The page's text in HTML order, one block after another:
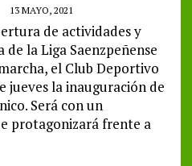
13 MAYO, 2021
de actividades y
la Liga Saenzpeñense
el Club Deportivo
jueves la inauguración de
Será con un
protagonizará frente a